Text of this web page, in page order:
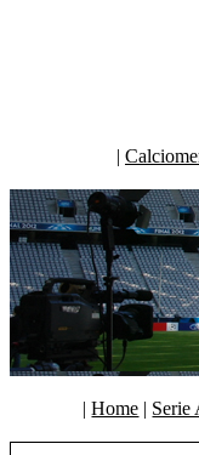
|
|Home | Serie